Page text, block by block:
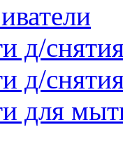
д/
д/
для